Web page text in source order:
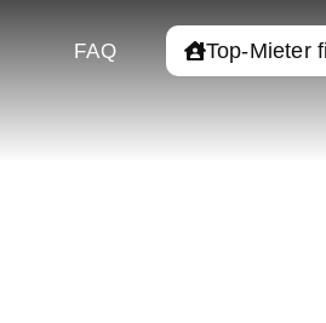
FAQ Top-Mieter